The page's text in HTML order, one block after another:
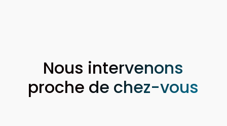
Nous intervenons
proche de chez-vous